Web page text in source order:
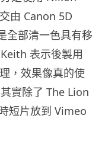
由 Canon 5D
全部清一色具有移
表示後製用
，效果像真的使
實除了 The Lion
短片放到 Vimeo